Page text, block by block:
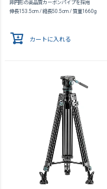
非円形の高品質カーボンパイプを採用
伸長153.5cm / 縮長50.5cm / 質量1660g
カートに入れる